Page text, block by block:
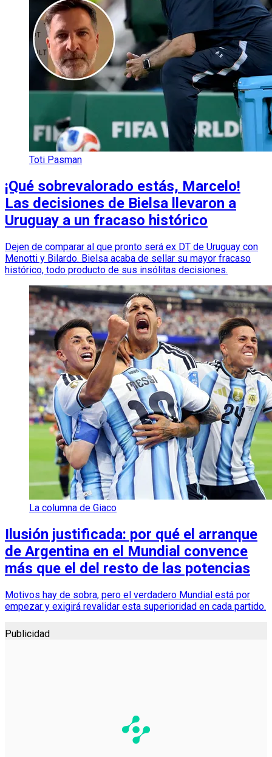
Toti Pasman
¡Qué sobrevalorado estás, Marcelo!
Las decisiones de Bielsa llevaron a
Uruguay a un fracaso histórico
Dejen de comparar al que pronto será ex DT de Uruguay con
Menotti y Bilardo. Bielsa acaba de sellar su mayor fracaso
histórico, todo producto de sus insólitas decisiones.
La columna de Giaco
Ilusión justificada: por qué el arranque
de Argentina en el Mundial convence
más que el del resto de las potencias
Motivos hay de sobra, pero el verdadero Mundial está por
empezar y exigirá revalidar esta superioridad en cada partido.
Publicidad